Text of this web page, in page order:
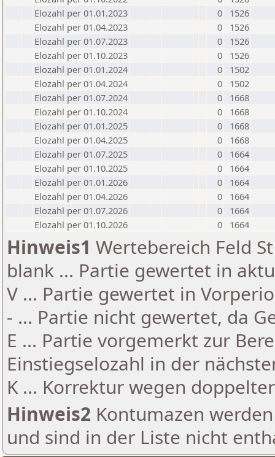
Elozahl per 01.01.2023
0
1526
Elozahl per 01.04.2023
0
1526
Elozahl per 01.07.2023
0
1526
Elozahl per 01.10.2023
0
1526
Elozahl per 01.01.2024
0
1502
Elozahl per 01.04.2024
0
1502
Elozahl per 01.07.2024
0
1668
Elozahl per 01.10.2024
0
1668
Elozahl per 01.01.2025
0
1668
Elozahl per 01.04.2025
0
1668
Elozahl per 01.07.2025
0
1664
Elozahl per 01.10.2025
0
1664
Elozahl per 01.01.2026
0
1664
Elozahl per 01.04.2026
0
1664
Elozahl per 01.07.2026
0
1664
Elozahl per 01.10.2026
0 1664
Hinweis1 Wertebereich Feld
blank ... Partie gewertet in
V ... Partie gewertet in
- ... Partie nicht gewertet, da
E ... Partie vorgemerkt zur
Einstiegselozahl in der
K ... Korrektur wegen
Hinweis2 Kontumazen
und sind in der Liste nicht